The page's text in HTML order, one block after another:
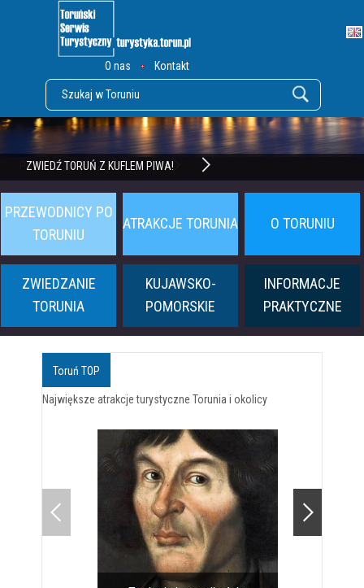
O nas Kontakt
ZWIEDŹ TORUŃ Z KUFLEM PIWA!
POZNAJ TWIERDZĘ TORUŃ
PRZEWODNICY PO
TORUNIU
ATRAKCJE TORUNIA O TORUNIU
ZWIEDZANIE
TORUNIA
KUJAWSKO-
POMORSKIE
INFORMACJE
PRAKTYCZNE
Toruń TOP
Największe atrakcje turystyczne Torunia i okolicy